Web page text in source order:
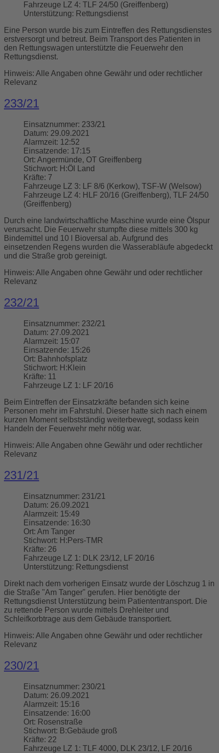
Fahrzeuge LZ 4: TLF 24/50 (Greiffenberg)
Unterstützung: Rettungsdienst
Eine Person wurde bis zum Eintreffen des Rettungsdienstes
erstversorgt und betreut. Beim Transport des Patienten in
den Rettungswagen unterstützte die Feuerwehr den
Rettungsdienst.
Hinweis: Alle Angaben ohne Gewähr und oder rechtlicher
Relevanz
233/21
Einsatznummer: 233/21
Datum: 29.09.2021
Alarmzeit: 12:52
Einsatzende: 17:15
Ort: Angermünde, OT Greiffenberg
Stichwort: H:Öl Land
Kräfte: 7
Fahrzeuge LZ 3:
LF 8/6 (Kerkow), TSF-W (Welsow)
Fahrzeuge LZ 4: HLF 20/16 (Greiffenberg), TLF 24/50
(Greiffenberg)
Durch eine landwirtschaftliche Maschine wurde eine Ölspur
verursacht. Die Feuerwehr stumpfte diese mittels 300 kg
Bindemittel und 10 l Bioversal ab. Aufgrund des
einsetzenden Regens wurden die Wasserabläufe abgedeckt
und die Straße grob gereinigt.
Hinweis: Alle Angaben ohne Gewähr und oder rechtlicher
Relevanz
232/21
Einsatznummer: 232/21
Datum: 27.09.2021
Alarmzeit: 15:07
Einsatzende: 15:26
Ort: Bahnhofsplatz
Stichwort: H:Klein
Kräfte: 11
Fahrzeuge LZ 1:
LF 20/16
Beim Eintreffen der Einsatzkräfte befanden sich keine
Personen mehr im Fahrstuhl. Dieser hatte sich nach einem
kurzen Moment selbstständig weiterbewegt, sodass kein
Handeln der Feuerwehr mehr nötig war.
Hinweis: Alle Angaben ohne Gewähr und oder rechtlicher
Relevanz
231/21
Einsatznummer: 231/21
Datum: 26.09.2021
Alarmzeit: 15:49
Einsatzende: 16:30
Ort: Am Tanger
Stichwort: H:Pers-TMR
Kräfte: 26
Fahrzeuge LZ 1: DLK 23/12, LF 20/16
Unterstützung: Rettungsdienst
Direkt nach dem vorherigen Einsatz wurde der Löschzug 1 in
die Straße "Am Tanger" gerufen. Hier benötigte der
Rettungsdienst Unterstützung beim Patiententransport. Die
zu rettende Person wurde mittels Drehleiter und
Schleifkorbtrage aus dem Gebäude transportiert.
Hinweis: Alle Angaben ohne Gewähr und oder rechtlicher
Relevanz
230/21
Einsatznummer: 230/21
Datum: 26.09.2021
Alarmzeit: 15:16
Einsatzende: 16:00
Ort: Rosenstraße
Stichwort: B:Gebäude groß
Kräfte: 22
Fahrzeuge LZ 1: TLF 4000, DLK 23/12, LF 20/16